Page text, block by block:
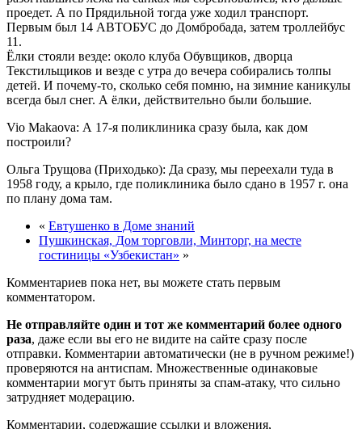
проедет. А по Прядильной тогда уже ходил транспорт.
Первым был 14 АВТОБУС до Домбробада, затем троллейбус
11.
Ёлки стояли везде: около клуба Обувщиков, дворца
Текстильщиков и везде с утра до вечера собирались толпы
детей. И почему-то, сколько себя помню, на зимние каникулы
всегда был снег. А ёлки, действительно были большие.
Vio Makaova: А 17-я поликлиника сразу была, как дом
построили?
Ольга Трущова (Приходько): Да сразу, мы переехали туда в
1958 году, а крыло, где поликлиника было сдано в 1957 г. она
по плану дома там.
« Евтушенко в Доме знаний
Пушкинская, Дом торговли, Минторг, на месте
гостиницы «Узбекистан» »
Комментариев пока нет, вы можете стать первым
комментатором.
Не отправляйте один и тот же комментарий более одного
раза, даже если вы его не видите на сайте сразу после
отправки. Комментарии автоматически (не в ручном режиме!)
проверяются на антиспам. Множественные одинаковые
комментарии могут быть приняты за спам-атаку, что сильно
затрудняет модерацию.
Комментарии, содержащие ссылки и вложения,